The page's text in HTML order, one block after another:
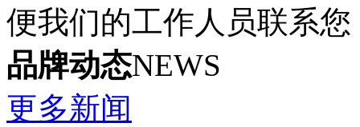
便我们的工作人员联系
品牌动态NEWS
更多新闻